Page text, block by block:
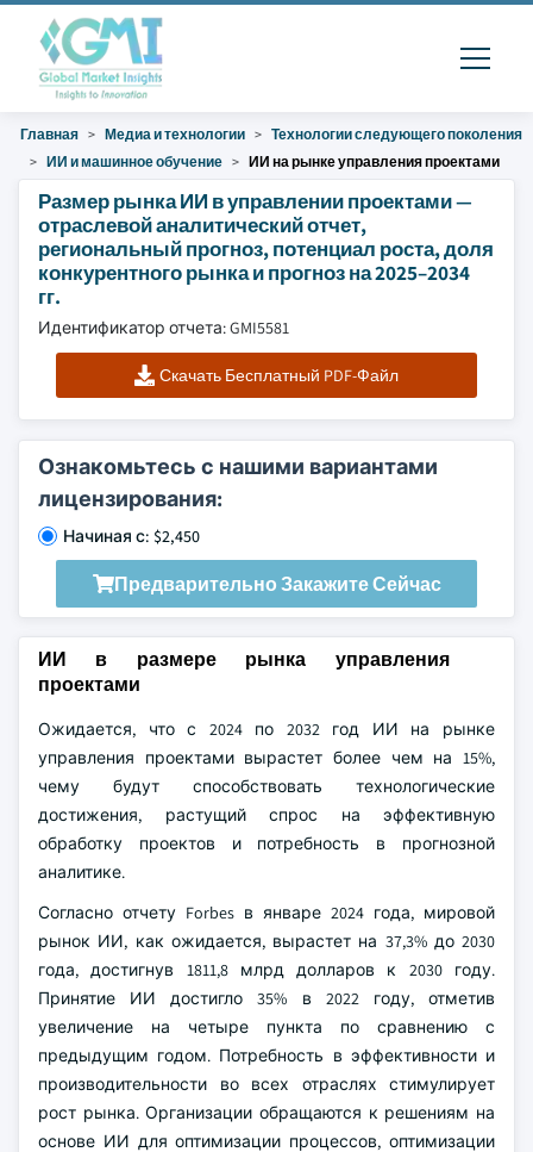
Главная Медиа и технологии
Технологии следующего поколения
ИИ и машинное обучение
ИИ на рынке управления проектами
Размер рынка ИИ в управлении проектами —
отраслевой аналитический отчет,
региональный прогноз, потенциал роста, доля
конкурентного рынка и прогноз на 2025–2034
гг.
Идентификатор отчета: GMI5581
Скачать Бесплатный PDF-Файл
Ознакомьтесь с нашими вариантами
лицензирования:
Начиная с: $2,450
Предварительно Закажите Сейчас
ИИ в размере рынка управления
проектами
Ожидается, что с 2024 по 2032 год ИИ на рынке
управления проектами вырастет более чем на 15%,
чему будут способствовать технологические
достижения, растущий спрос на эффективную
обработку проектов и потребность в прогнозной
аналитике.
Согласно отчету Forbes в январе 2024 года, мировой
рынок ИИ, как ожидается, вырастет на 37,3% до 2030
года, достигнув 1811,8 млрд долларов к 2030 году.
Принятие ИИ достигло 35% в 2022 году, отметив
увеличение на четыре пункта по сравнению с
предыдущим годом. Потребность в эффективности и
производительности во всех отраслях стимулирует
рост рынка. Организации обращаются к решениям на
основе ИИ для оптимизации процессов, оптимизации